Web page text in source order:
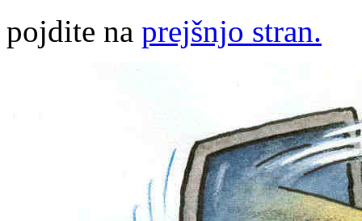
pojdite na prejšnjo stran.